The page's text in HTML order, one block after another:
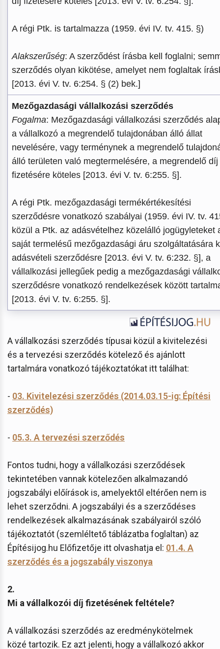
A régi Ptk. is tartalmazza (1959. évi IV. tv. 415. §)
Alakszerűség: A szerződést írásba kell foglalni;
szerződés olyan kikötése, amelyet nem foglaltak
[2013. évi V. tv. 6:254. § (2) bek.]
Mezőgazdasági vállalkozási szerződés
Fogalma: Mezőgazdasági vállalkozási szerződés
a vállalkozó a megrendelő tulajdonában álló állat
nevelésére, vagy terménynek a megrendelő
álló területen való megtermelésére, a megrendelő díj
fizetésére köteles [2013. évi V. tv. 6:255. §].
A régi Ptk. mezőgazdasági termékértékesítési
szerződésre vonatkozó szabályai (1959. évi IV. tv.
közül a Ptk. az adásvételhez közelálló jogügyleteket
saját termelésű mezőgazdasági áru szolgáltatására
adásvételi szerződésre [2013. évi V. tv. 6:232. §], a
vállalkozási jellegűek pedig a mezőgazdasági
szerződésre vonatkozó rendelkezések között
[2013. évi V. tv. 6:255. §].
A vállalkozási szerződés típusai közül a kivitelezési
és a tervezési szerződés kötelező és ajánlott
tartalmára vonatkozó tájékoztatókat itt találhat:
- 03. Kivitelezési szerződés (2014.03.15-ig: Építési
szerződés)
- 05.3. A tervezési szerződés
Fontos tudni, hogy a vállalkozási szerződések
tekintetében vannak kötelezően alkalmazandó
jogszabályi előírások is, amelyektől eltérően nem is
lehet szerződni. A jogszabályi és a szerződéses
rendelkezések alkalmazásának szabályairól szóló
tájékoztatót (szemléltető táblázatba foglaltan) az
Építésijog.hu Előfizetője itt olvashatja el: 01.4. A
szerződés és a jogszabály viszonya
2.
Mi a vállalkozói díj fizetésének feltétele?
A vállalkozási szerződés az eredménykötelmek
közé tartozik. Ez azt jelenti, hogy a vállalkozó akkor